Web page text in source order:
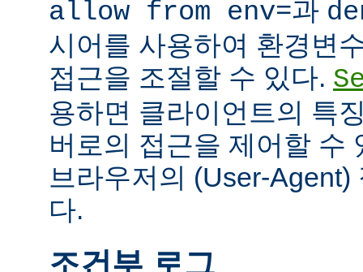
allow from env=과
시어를 사용하여 환경변
접근을 조절할 수 있다.
용하면 클라이언트의 특
버로의 접근을 제어할 수
브라우저의 (User-
다.
조건부 로그